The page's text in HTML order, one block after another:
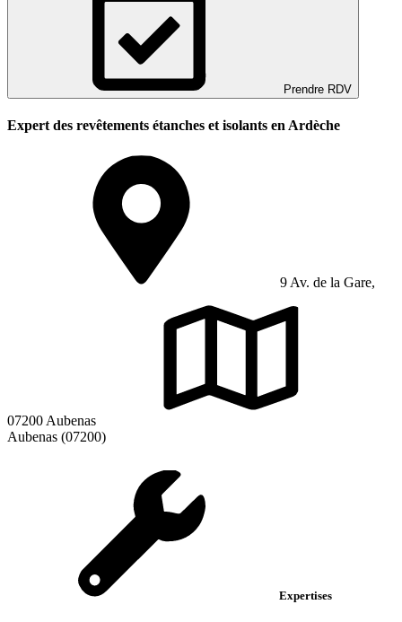
Prendre RDV
Expert des revêtements étanches et isolants en Ardèche
9 Av. de la Gare,
07200 Aubenas
Aubenas (07200)
Expertises